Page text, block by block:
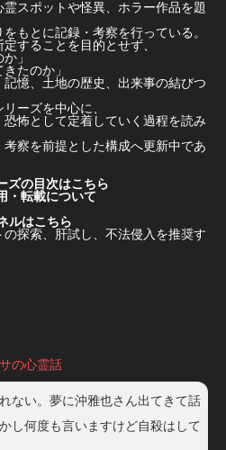
スポットや怪異、ホラー作品を題
もとに記録・考察を行っている。
することを目的とせず、
」
たのか」
憶、土地の歴史、出来事の結びつ
ーズを中心に、
怖として定着していく過程を読み
察を前提とした構成へ更新中であ
ズの目次はこちら
・転載について
ルはこちら
探索、肝試し、不法侵入を推奨す
の心霊話
ない。夢に沖雅也さん出てきて話
し何度も言いますけど自殺はして